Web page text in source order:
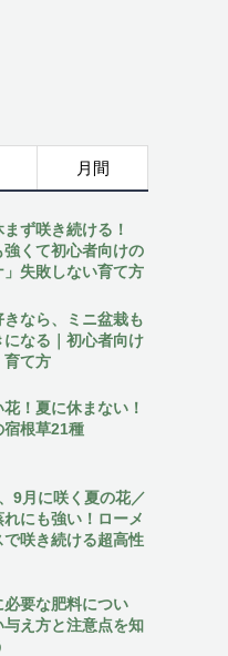
月間
ず咲き続ける！
強くて初心者向けの
」失敗しない育て方
なら、ミニ盆栽も
になる｜初心者向け
育て方
！夏に休まない！
宿根草21種
9月に咲く夏の花／
にも強い！ローメ
で咲き続ける超高性
必要な肥料につい
与え方と注意点を知